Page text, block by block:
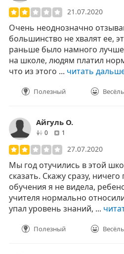
21.07.2020
Очень неоднозначно
большинство не хвалят ее,
раньше было намного
на школе, людям платил
что из этого ... читать
Полезный
Айгуль О.
0друзей1
27.07.2020
Мы год отучились в этой
сказать. Скажу сразу,
обучения я не видела,
учителя нормально
упал уровень знаний, ...
Полезный